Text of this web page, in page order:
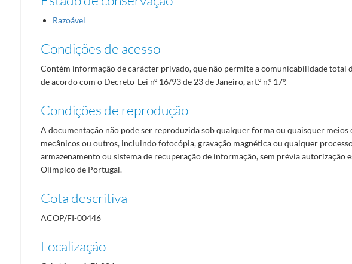
Razoável
Condições de acesso
Contém informação de carácter privado, que não permite a comunicabilidade total
de acordo com o Decreto-Lei nº 16/93 de 23 de Janeiro, art.º n.º 17º.
Condições de reprodução
A documentação não pode ser reproduzida sob qualquer forma ou quaisquer meios
mecânicos ou outros, incluindo fotocópia, gravação magnética ou qualquer
armazenamento ou sistema de recuperação de informação, sem prévia autorização
Olímpico de Portugal.
Cota descritiva
ACOP/FI-00446
Localização